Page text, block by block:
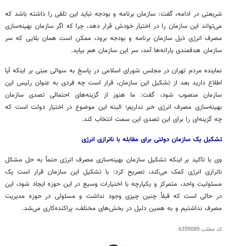
شریعتی در ادامه، گفت: سازمان برنامه و بودجه نباید این تلقی را داشته باشد که
می‌تواند این سازمان را در اختیار خودش قرار دهد، چرا که اگر سازمان بهینه‌سازی
مصرف انرژی ذیل سازمان برنامه و بودجه برود، ممکن است همان بلایی که سر
سازمان هدفمندی یارانه‌ها آمد، سر این سازمان هم بیاید.
نماینده مردم تهران در مجلس شورای اسلامی در پاسخ به سوالی مبنی بر اینکه آیا
اطلاع دارید بعد از تشکیل این سازمان، قرار است چه فردی به عنوان رئیس این
سازمان منصوب شود، گفت: ما هنوز از گزینه‌های احتمالی تصدی سازمان
بهینه‌سازی مصرف انرژی خبر نداریم؛ البته این موضوع در اختیار دولت است که
چه گزینه‌ای را برای این تصدی این سمت انتخاب کند.
تشکیل یک سازمان دولتی برای مقابله با ناترازی انرژی
وی با تاکید بر اینکه تشکیل سازمان بهینه‌سازی مصرف انرژی حتماً به حل مشکل
ناترازی انرژی کمک می‌کند، تصریح کرد: با تشکیل این سازمان قرار است یک
مسئولیت واحد، متمرکز و یکپارچه با اختیارات وسیع در این حوزه ایجاد شود، این
در حالی است که قبلاً چنین چیزی وجود نداشت و مسئولی در حوزه مدیریت
مصرف نداشتیم و به همین دلیل در بخش‌های مختلف، پراکنده‌کاری می‌شد.
کد مطلب6359089